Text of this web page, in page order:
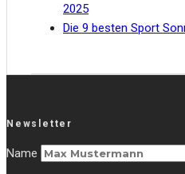
2025
Die 9 besten Sport
Newsletter
Name